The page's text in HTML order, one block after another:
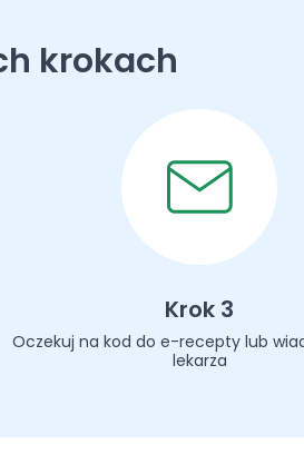
krokach
Krok 3
Oczekuj na kod do e-recepty lub
lekarza